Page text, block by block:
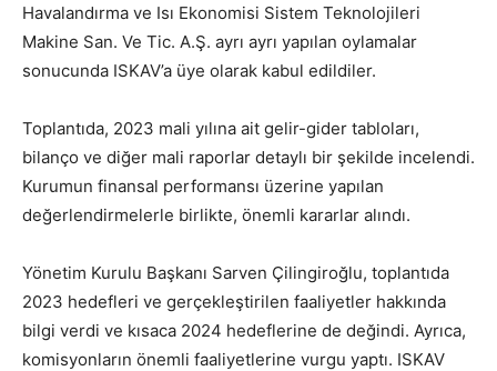
Havalandırma ve Isı Ekonomisi Sistem Teknolojileri
Makine San. Ve Tic. A.Ş. ayrı ayrı yapılan oylamalar
sonucunda ISKAV’a üye olarak kabul edildiler.
Toplantıda, 2023 mali yılına ait gelir-gider tabloları,
bilanço ve diğer mali raporlar detaylı bir şekilde incelendi.
Kurumun finansal performansı üzerine yapılan
değerlendirmelerle birlikte, önemli kararlar alındı.
Yönetim Kurulu Başkanı Sarven Çilingiroğlu, toplantıda
2023 hedefleri ve gerçekleştirilen faaliyetler hakkında
bilgi verdi ve kısaca 2024 hedeflerine de değindi. Ayrıca,
komisyonların önemli faaliyetlerine vurgu yaptı. ISKAV